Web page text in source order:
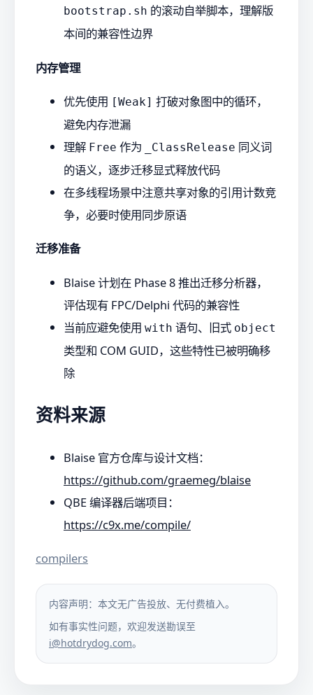
bootstrap.sh 的滚动自举脚本，理解版
本间的兼容性边界
内存管理
优先使用 [Weak] 打破对象图中的循环，
避免内存泄漏
理解 Free 作为 _ClassRelease 同义词
的语义，逐步迁移显式释放代码
在多线程场景中注意共享对象的引用计数竞
争，必要时使用同步原语
迁移准备
Blaise 计划在 Phase 8 推出迁移分析器，
评估现有 FPC/Delphi 代码的兼容性
当前应避免使用 with 语句、旧式 object
类型和 COM GUID，这些特性已被明确移
除
资料来源
Blaise 官方仓库与设计文档：
https://github.com/graemeg/blaise
QBE 编译器后端项目：
https://c9x.me/compile/
compilers
内容声明：本文无广告投放、无付费植入。
如有事实性问题，欢迎发送勘误至
i@hotdrydog.com。